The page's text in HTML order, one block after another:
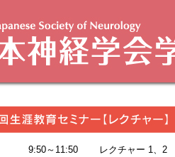
9:50～11:50
レクチャー 1、2